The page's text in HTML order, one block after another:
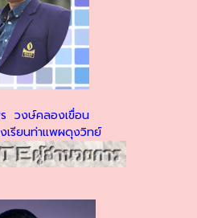
วงษ์คลองเขื่อน
เรียนท่าแพผดุงวิทย์